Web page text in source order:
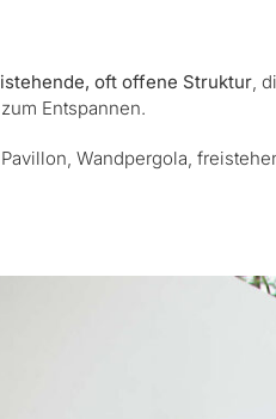
oft offene Struktur ,
Entspannen.
Wandpergola,